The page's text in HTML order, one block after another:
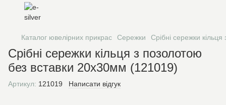
Каталог ювелірних прикрас Сережки Срібні сережки
Срібні сережки кільця з позолотою
без вставки 20х30мм (121019)
Артикул: 121019 Написати відгук